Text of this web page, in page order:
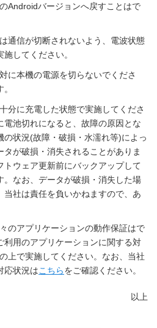
Androidバージョンへ戻すことはで
通信が切断されないよう、電波状態
してください。
に本機の電源を切らないでくださ
分に充電した状態で実施してくださ
電池切れになると、故障の原因とな
の状況(故障・破損・水濡れ等)によっ
が破損・消失されることがありま
トウェア更新前にバックアップして
。なお、データが破損・消失した場
当社は責任を負いかねますので、あ
のアプリケーションの動作保証はで
利用のアプリケーションに関する対
上で実施してください。なお、当社
応状況はこちらをご確認ください。
以上